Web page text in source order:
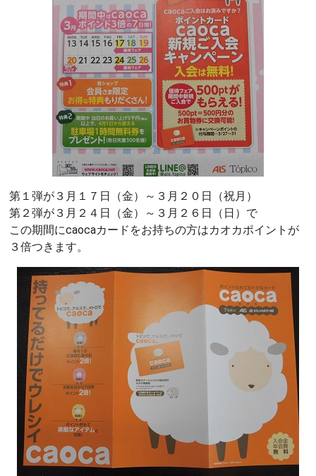
第１弾が３月１７日（金）～３月２０日（祝月）
第２弾が３月２４日（金）～３月２６日（日）で
この期間にcaocaカードをお持ちの方はカオカポイントが
３倍つきます。